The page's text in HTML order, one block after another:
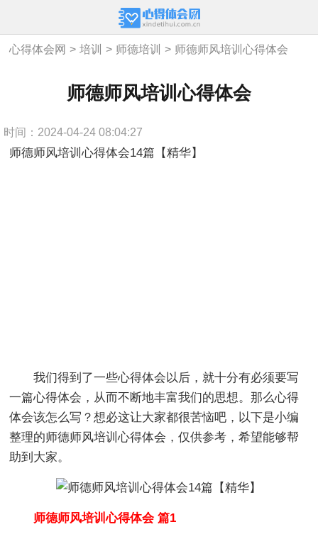
心得体会网 > 培训 > 师德培训 > 师德师风培训心得体会
师德师风培训心得体会
时间：2024-04-24 08:04:27
师德师风培训心得体会14篇【精华】
我们得到了一些心得体会以后，就十分有必须要写
一篇心得体会，从而不断地丰富我们的思想。那么心得
体会该怎么写？想必这让大家都很苦恼吧，以下是小编
整理的师德师风培训心得体会，仅供参考，希望能够帮
助到大家。
师德师风培训心得体会 篇1